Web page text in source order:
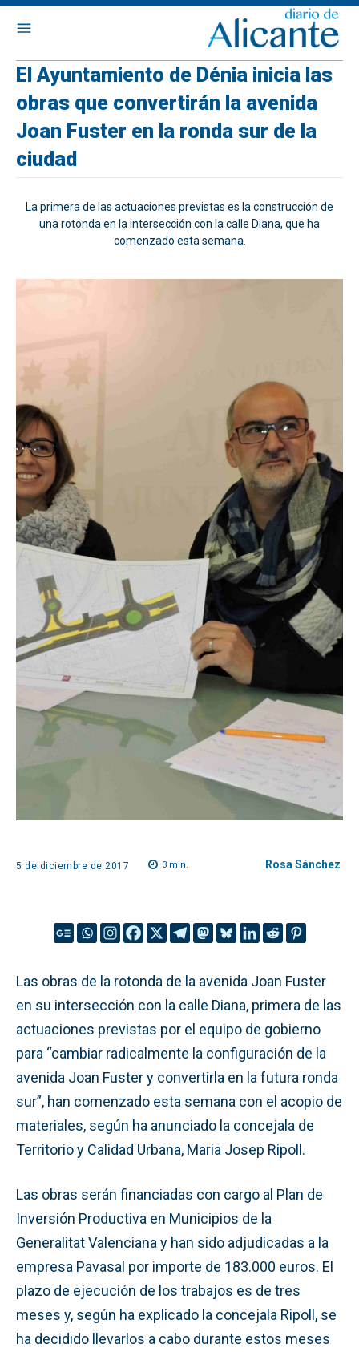
El Ayuntamiento de Dénia inicia las
obras que convertirán la avenida
Joan Fuster en la ronda sur de la
ciudad
La primera de las actuaciones previstas es la construcción de
una rotonda en la intersección con la calle Diana, que ha
comenzado esta semana.
5 de diciembre de 2017 3 min. Rosa Sánchez
Las obras de la rotonda de la avenida Joan Fuster
en su intersección con la calle Diana, primera de las
actuaciones previstas por el equipo de gobierno
para “cambiar radicalmente la configuración de la
avenida Joan Fuster y convertirla en la futura ronda
sur”, han comenzado esta semana con el acopio de
materiales, según ha anunciado la concejala de
Territorio y Calidad Urbana, Maria Josep Ripoll.
Las obras serán financiadas con cargo al Plan de
Inversión Productiva en Municipios de la
Generalitat Valenciana y han sido adjudicadas a la
empresa Pavasal por importe de 183.000 euros. El
plazo de ejecución de los trabajos es de tres
meses y, según ha explicado la concejala Ripoll, se
ha decidido llevarlos a cabo durante estos meses